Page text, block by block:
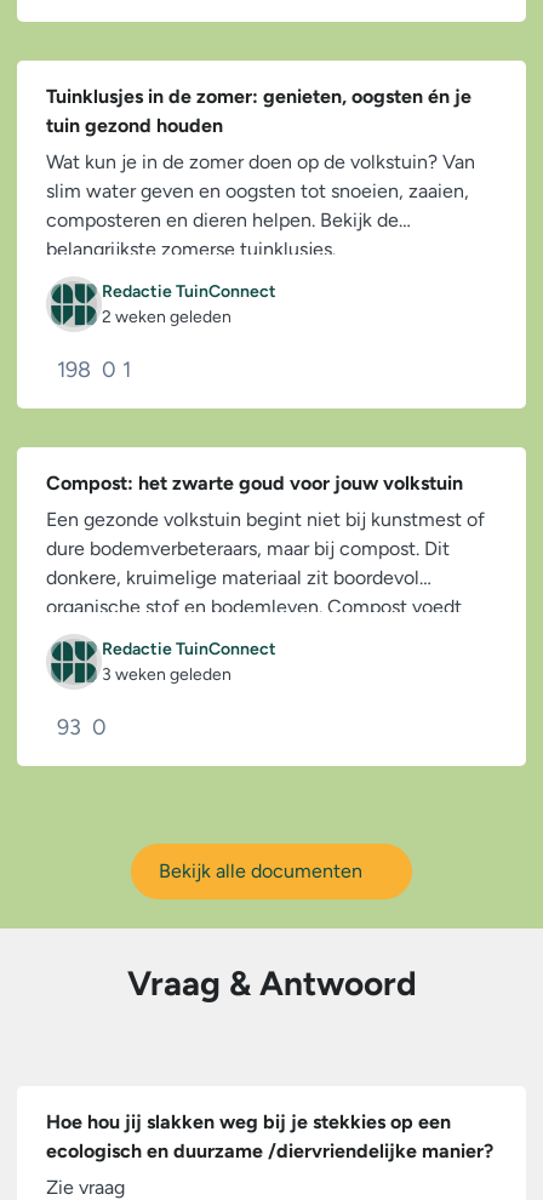
Tuinklusjes in de zomer: genieten, oogsten én je
tuin gezond houden
Wat kun je in de zomer doen op de volkstuin? Van
slim water geven en oogsten tot snoeien, zaaien,
composteren en dieren helpen. Bekijk de
belangrijkste zomerse tuinklusjes.
Redactie TuinConnect
2 weken geleden
198 0 1
Compost: het zwarte goud voor jouw volkstuin
Een gezonde volkstuin begint niet bij kunstmest of
dure bodemverbeteraars, maar bij compost. Dit
donkere, kruimelige materiaal zit boordevol
organische stof en bodemleven. Compost voedt
niet...
Redactie TuinConnect
3 weken geleden
93 0
Bekijk alle documenten
Vraag & Antwoord
Hoe hou jij slakken weg bij je stekkies op een
ecologisch en duurzame /diervriendelijke manier?
Zie vraag